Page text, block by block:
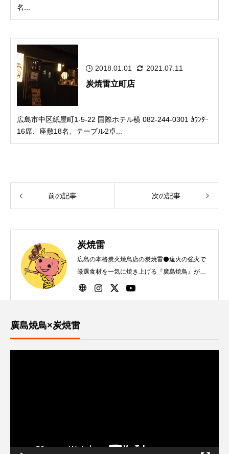
名...
2018.01.01 2021.07.11
炭焼雷立町店
広島市中区紙屋町1-5-22 国際ホテル横 082-244-0301 ｶｳﾝﾀｰ
16席、座敷18名、テーブル2卓...
前の記事 次の記事
炭焼雷
広島の本格炭火焼鳥店の炭焼雷⚫️遠火の強火で
厳選食材を一気に焼き上げる『廣島焼鳥』が自
慢です！
廣島焼鳥×炭焼雷
動